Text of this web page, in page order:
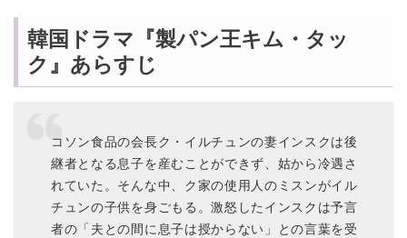
韓国ドラマ『製パン王キム・タッ
ク』あらすじ
コソン食品の会長ク・イルチュンの妻インスクは後
継者となる息子を産むことができず、姑から冷遇さ
れていた。そんな中、ク家の使用人のミスンがイル
チュンの子供を身ごもる。激怒したインスクは予言
者の「夫との間に息子は授からない」との言葉を受